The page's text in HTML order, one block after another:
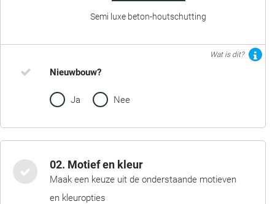
Semi luxe beton-houtschutting
Wat is dit?
Nieuwbouw?
Ja Nee
02. Motief en kleur
Maak een keuze uit de onderstaande motieven
en kleuropties